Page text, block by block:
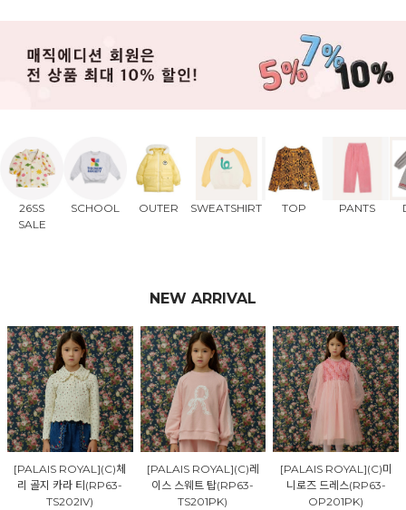
26SS
SALE
SCHOOL OUTER SWEATSHIRT TOP PANTS
NEW ARRIVAL
[PALAIS ROYAL](C)체
리 골지 카라 티(RP63-
TS202IV)
[PALAIS ROYAL](C)레
이스 스웨트 탑(RP63-
TS201PK)
[PALAIS ROYAL](C)미
니로즈 드레스(RP63-
OP201PK)